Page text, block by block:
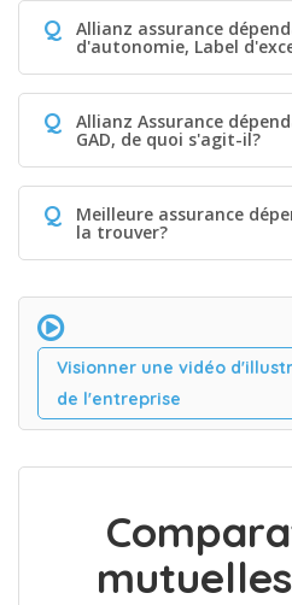
Q Allianz assurance
d'autonomie, Label
Q Allianz Assurance
GAD, de quoi s'agit-il?
Q Meilleure assurance
la trouver?
Visionner une vidéo
de l'entreprise